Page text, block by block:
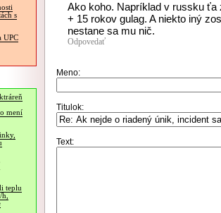
s
UPC
mení
teplu
Ako koho. Napríklad v russku
+ 15 rokov gulag. A niekto iný
nestane sa mu nič.
Odpovedať
Meno:
Titulok:
Text: